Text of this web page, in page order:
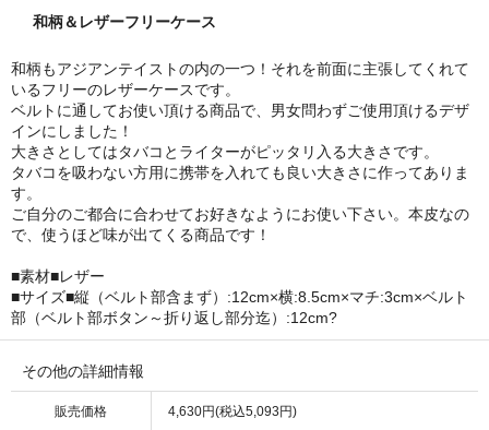
和柄＆レザーフリーケース
和柄もアジアンテイストの内の一つ！それを前面に主張してくれて
いるフリーのレザーケースです。
ベルトに通してお使い頂ける商品で、男女問わずご使用頂けるデザ
インにしました！
大きさとしてはタバコとライターがピッタリ入る大きさです。
タバコを吸わない方用に携帯を入れても良い大きさに作ってありま
す。
ご自分のご都合に合わせてお好きなようにお使い下さい。本皮なの
で、使うほど味が出てくる商品です！
■素材■レザー
■サイズ■縦（ベルト部含まず）:12cm×横:8.5cm×マチ:3cm×ベルト
部（ベルト部ボタン～折り返し部分迄）:12cm?
その他の詳細情報
販売価格 4,630円(税込5,093円)